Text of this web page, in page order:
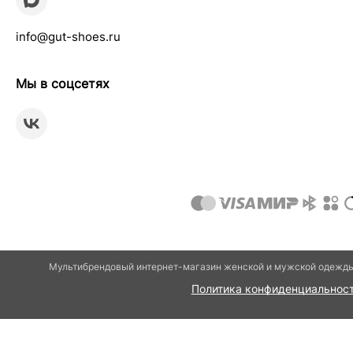
info@gut-shoes.ru
Мы в соцсетях
Мультибрендовый интернет-магазин женской и мужской
Политика